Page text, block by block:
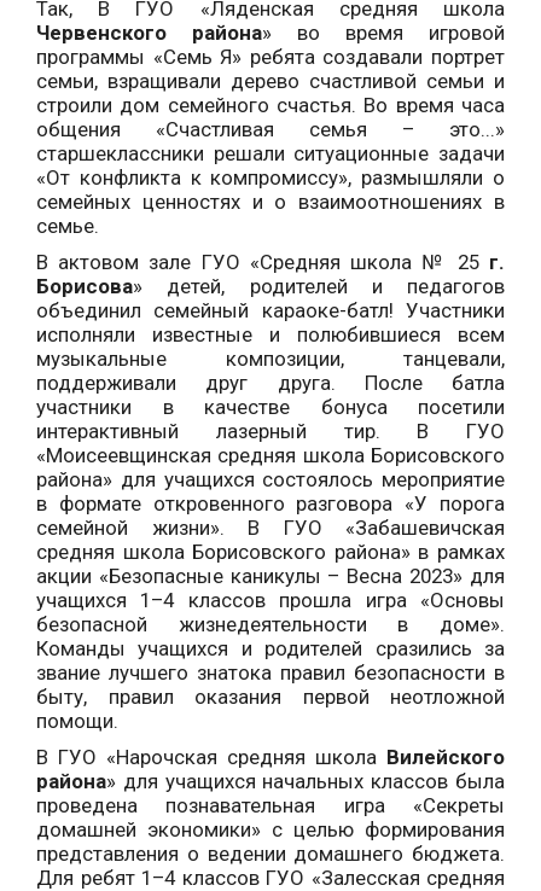
Так, В ГУО «Ляденская средняя школа
Червенского района» во время игровой
программы «Семь Я» ребята создавали портрет
семьи, взращивали дерево счастливой семьи и
строили дом семейного счастья. Во время часа
общения «Счастливая семья – это...»
старшеклассники решали ситуационные задачи
«От конфликта к компромиссу», размышляли о
семейных ценностях и о взаимоотношениях в
семье.
В актовом зале ГУО «Средняя школа № 25 г.
Борисова» детей, родителей и педагогов
объединил семейный караоке-батл! Участники
исполняли известные и полюбившиеся всем
музыкальные композиции, танцевали,
поддерживали друг друга. После батла
участники в качестве бонуса посетили
интерактивный лазерный тир. В ГУО
«Моисеевщинская средняя школа Борисовского
района» для учащихся состоялось мероприятие
в формате откровенного разговора «У порога
семейной жизни». В ГУО «Забашевичская
средняя школа Борисовского района» в рамках
акции «Безопасные каникулы – Весна 2023» для
учащихся 1–4 классов прошла игра «Основы
безопасной жизнедеятельности в доме».
Команды учащихся и родителей сразились за
звание лучшего знатока правил безопасности в
быту, правил оказания первой неотложной
помощи.
В ГУО «Нарочская средняя школа Вилейского
района» для учащихся начальных классов была
проведена познавательная игра «Секреты
домашней экономики» с целью формирования
представления о ведении домашнего бюджета.
Для ребят 1–4 классов ГУО «Залесская средняя